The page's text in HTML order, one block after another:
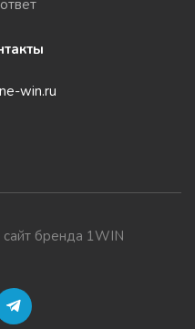
win.ru
бренда 1WIN